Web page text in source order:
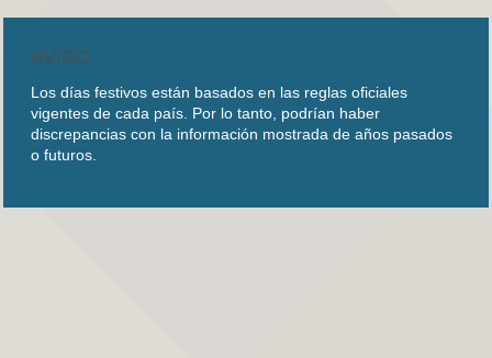
AVISO
Los días festivos están basados en las reglas oficiales
vigentes de cada país. Por lo tanto, podrían haber
discrepancias con la información mostrada de años pasados
o futuros.